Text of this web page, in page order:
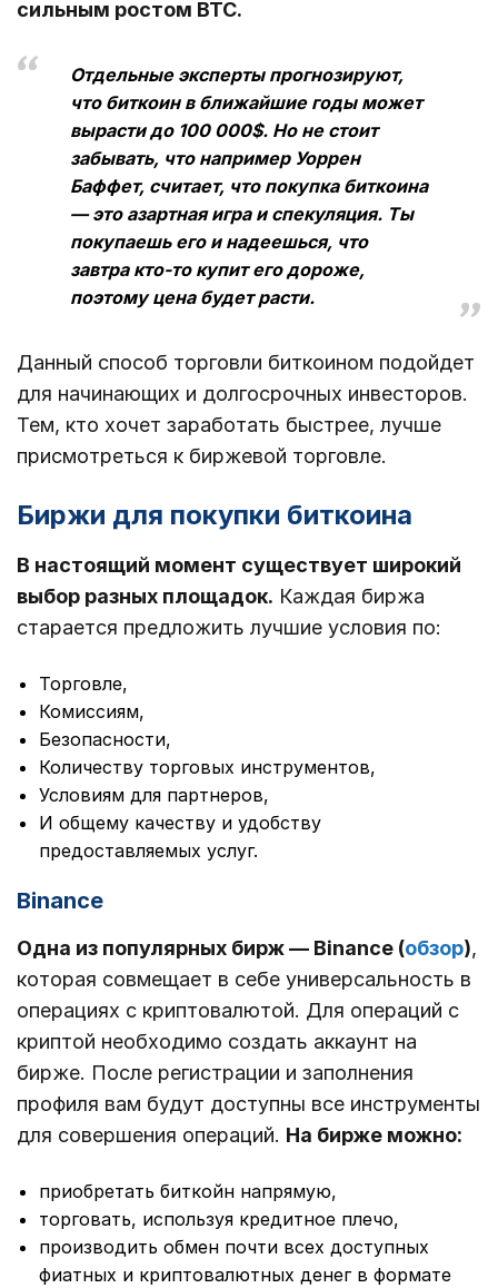
сильным ростом BTC.
Отдельные эксперты прогнозируют,
что биткоин в ближайшие годы может
вырасти до 100 000$. Но не стоит
забывать, что например Уоррен
Баффет, считает, что покупка биткоина
— это азартная игра и спекуляция. Ты
покупаешь его и надеешься, что
завтра кто-то купит его дороже,
поэтому цена будет расти.
Данный способ торговли биткоином подойдет
для начинающих и долгосрочных инвесторов.
Тем, кто хочет заработать быстрее, лучше
присмотреться к биржевой торговле.
Биржи для покупки биткоина
В настоящий момент существует широкий
выбор разных площадок. Каждая биржа
старается предложить лучшие условия по:
Торговле,
Комиссиям,
Безопасности,
Количеству торговых инструментов,
Условиям для партнеров,
И общему качеству и удобству
предоставляемых услуг.
Binance
Одна из популярных бирж — Binance (обзор),
которая совмещает в себе универсальность в
операциях с криптовалютой. Для операций с
криптой необходимо создать аккаунт на
бирже. После регистрации и заполнения
профиля вам будут доступны все инструменты
для совершения операций. На бирже можно:
приобретать биткойн напрямую,
торговать, используя кредитное плечо,
производить обмен почти всех доступных
фиатных и криптовалютных денег в формате